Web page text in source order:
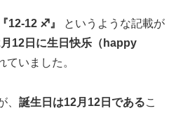
『12-12 ♐』
というような記載が
12日に生日快乐（happy
ていました。
、 誕生日は12月12日であるこ